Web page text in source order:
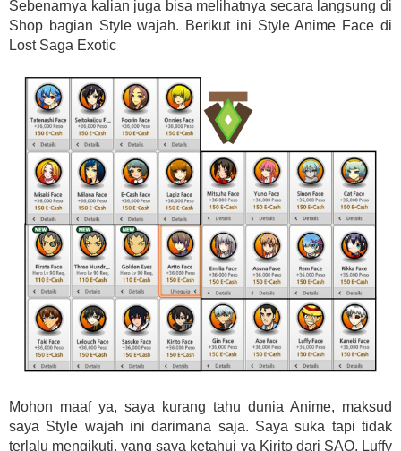
Sebenarnya kalian juga bisa melihatnya secara langsung di
Shop bagian Style wajah. Berikut ini Style Anime Face di
Lost Saga Exotic
Mohon maaf ya, saya kurang tahu dunia Anime, maksud
saya Style wajah ini darimana saja. Saya suka tapi tidak
terlalu mengikuti, yang saya ketahui ya Kirito dari SAO, Luffy